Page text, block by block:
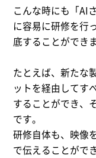
こんな時にも「AI
に容易に研修を行
底することができ
たとえば、新たな
ットを経由してす
することができ、
です。
研修自体も、映像
で伝えることがで